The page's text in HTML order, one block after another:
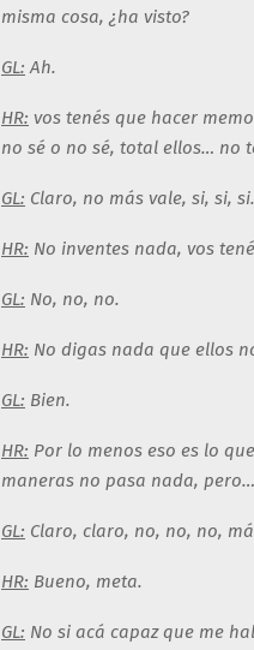
misma cosa, ¿ha visto?
GL: Ah.
HR: vos tenés que hacer
no sé o no sé, total ellos… no
GL: Claro, no más vale, si, si,
HR: No inventes nada, vos
GL: No, no, no.
HR: No digas nada que ellos
GL: Bien.
HR: Por lo menos eso es lo
maneras no pasa nada,
GL: Claro, claro, no, no, no,
HR: Bueno, meta.
GL: No si acá capaz que me